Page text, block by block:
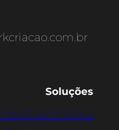
Soluções
Publicitários